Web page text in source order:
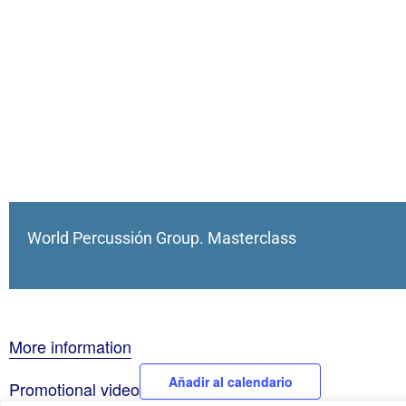
World Percussión Group. Masterclass
More information
Promotional video
Añadir al calendario